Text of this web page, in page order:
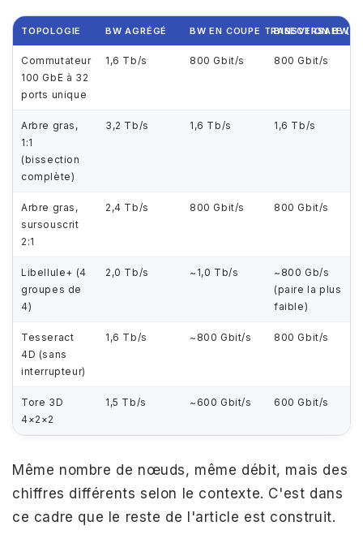
TOPOLOGIE BW AGRÉGÉ BW EN COUPE TRANSVERSALE
BISECTION BW
Commutateur
100 GbE à 32
ports unique
1,6 Tb/s 800 Gbit/s 800 Gbit/s
Arbre gras,
1:1
(bissection
complète)
3,2 Tb/s 1,6 Tb/s 1,6 Tb/s
Arbre gras,
sursouscrit
2:1
2,4 Tb/s 800 Gbit/s 800 Gbit/s
Libellule+ (4
groupes de
4)
2,0 Tb/s ~1,0 Tb/s
~800 Gb/s
(paire la plus
faible)
Tesseract
4D (sans
interrupteur)
1,6 Tb/s ~800 Gbit/s 800 Gbit/s
Tore 3D
4×2×2
1,5 Tb/s ~600 Gbit/s 600 Gbit/s
Même nombre de nœuds, même débit, mais des
chiffres différents selon le contexte. C'est dans
ce cadre que le reste de l'article est construit.